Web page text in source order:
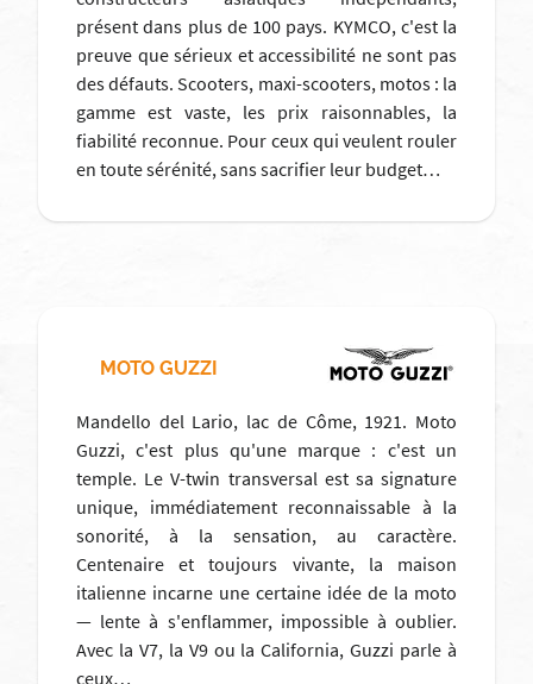
présent dans plus de 100 pays. KYMCO, c'est la
preuve que sérieux et accessibilité ne sont pas
des défauts. Scooters, maxi-scooters, motos : la
gamme est vaste, les prix raisonnables, la
fiabilité reconnue. Pour ceux qui veulent rouler
en toute sérénité, sans sacrifier leur budget…
MOTO GUZZI
Mandello del Lario, lac de Côme, 1921. Moto
Guzzi, c'est plus qu'une marque : c'est un
temple. Le V-twin transversal est sa signature
unique, immédiatement reconnaissable à la
sonorité, à la sensation, au caractère.
Centenaire et toujours vivante, la maison
italienne incarne une certaine idée de la moto
— lente à s'enflammer, impossible à oublier.
Avec la V7, la V9 ou la California, Guzzi parle à
ceux…